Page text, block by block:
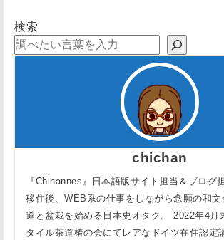
検索
chichan
『Chihannes』日本語版サイト担当＆ブログ
移住後、WEB系の仕事をしながら念願の和
道と盆栽を始める日本史オタク。 2022年4月
タイル茶道椿の会にてレアなドイツ在住認定